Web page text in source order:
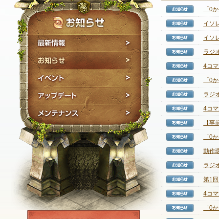
最新情報
お知らせ
イベント
アップデート
メンテナンス
NEXON ID登録
【お
「0
【お
イソ
【お
イソ
【お
ラジ
【お
4コ
【お
「0
【お
ラジ
【お
4コ
【お
【
【お
「0
【お
動作
【お
ラジ
【お
第1
【お
4コ
【お
「0